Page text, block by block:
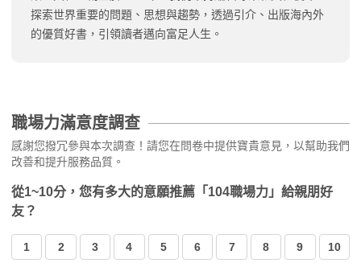
探索世界重要的問題、思想與趨勢，透過引介、出版海內外
的優質好書，引領讀者邁向富足人生。
職場力滿意度調查
感謝您撥冗參與本次調查！請您在問卷中提供寶貴意見，以幫助我們
改善和提升服務品質。
從1~10分，您有多大的意願推薦「104職場力」給親朋好
友？
1 2 3 4 5 6 7 8 9 10